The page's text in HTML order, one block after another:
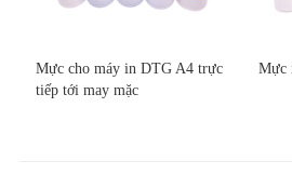
Mực cho máy in DTG A4 trực
tiếp tới may mặc
Mực